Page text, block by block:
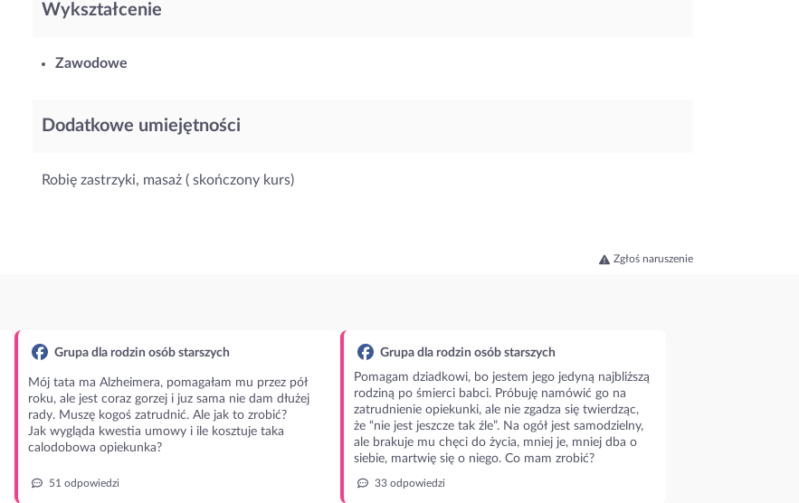
Wykształcenie
Zawodowe
Dodatkowe umiejętności
Robię zastrzyki, masaż ( skończony kurs)
Zgłoś naruszenie
Grupa dla rodzin osób starszych
Mój tata ma Alzheimera, pomagałam mu przez pół
roku, ale jest coraz gorzej i juz sama nie dam dłużej
rady. Muszę kogoś zatrudnić. Ale jak to zrobić?
Jak wygląda kwestia umowy i ile kosztuje taka
calodobowa opiekunka?
51 odpowiedzi
Grupa dla rodzin osób starszych
Pomagam dziadkowi, bo jestem jego jedyną najbliższą
rodziną po śmierci babci. Próbuję namówić go na
zatrudnienie opiekunki, ale nie zgadza się twierdząc,
że “nie jest jeszcze tak źle”. Na ogół jest samodzielny,
ale brakuje mu chęci do życia, mniej je, mniej dba o
siebie, martwię się o niego. Co mam zrobić?
33 odpowiedzi